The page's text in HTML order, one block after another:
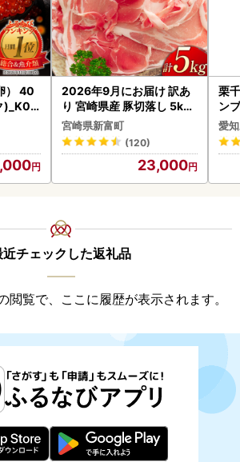
） 40
)_K02
2026年9月にお届け 訳あ
り 宮崎県産 豚切落し 5kg
C325-2506-2609
宮崎県新富町
(120)
23,000
栗
ン
デ
愛
近チェックした返礼品
閲覧で、ここに履歴が表示されます。